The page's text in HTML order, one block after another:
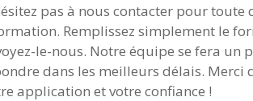
pas à nous contacter pour toute
Remplissez simplement le
le-nous. Notre équipe se fera un
dans les meilleurs délais. Merci
application et votre confiance !